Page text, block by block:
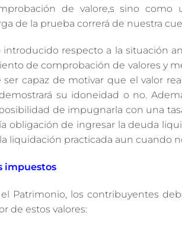
de valore,s sino
de la prueba correrá de nuestra
introducido respecto a la situación
de comprobación de valores y
capaz de motivar que el valor
su idoneidad o no.
de impugnarla con una
obligación de ingresar la deuda
liquidación practicada aun cuando
impuestos
Patrimonio, los contribuyentes
de estos valores: